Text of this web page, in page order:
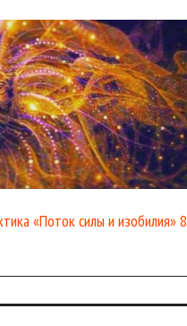
«Поток силы и изобилия» 8